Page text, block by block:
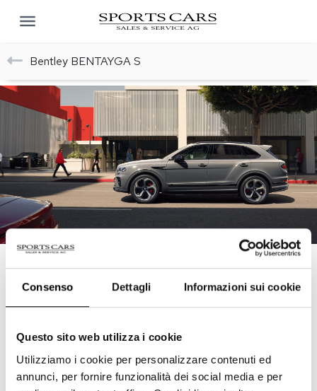
Consenso Dettagli Informazioni sui cookie
Questo sito web utilizza i cookie
Utilizziamo i cookie per personalizzare contenuti ed
annunci, per fornire funzionalità dei social media e per
Bentley BENTAYGA S
RICHIEDA INFORMAZIONI